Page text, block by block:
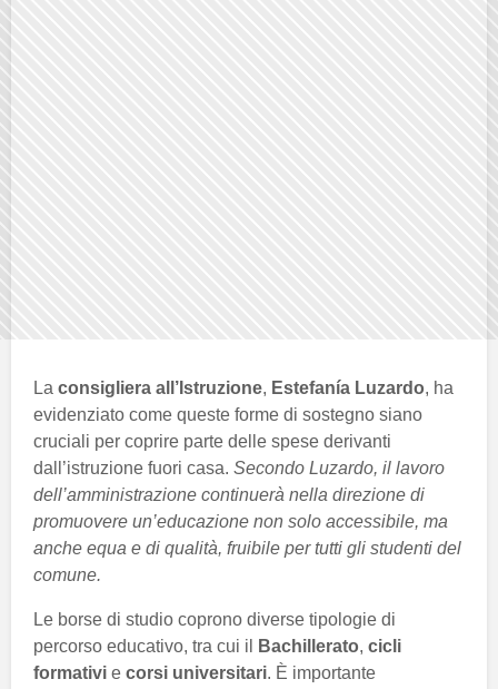
La consigliera all’Istruzione, Estefanía Luzardo, ha
evidenziato come queste forme di sostegno siano
cruciali per coprire parte delle spese derivanti
dall’istruzione fuori casa. Secondo Luzardo, il lavoro
dell’amministrazione continuerà nella direzione di
promuovere un’educazione non solo accessibile, ma
anche equa e di qualità, fruibile per tutti gli studenti del
comune.
Le borse di studio coprono diverse tipologie di
percorso educativo, tra cui il
Bachillerato, cicli
formativi e corsi universitari. È importante